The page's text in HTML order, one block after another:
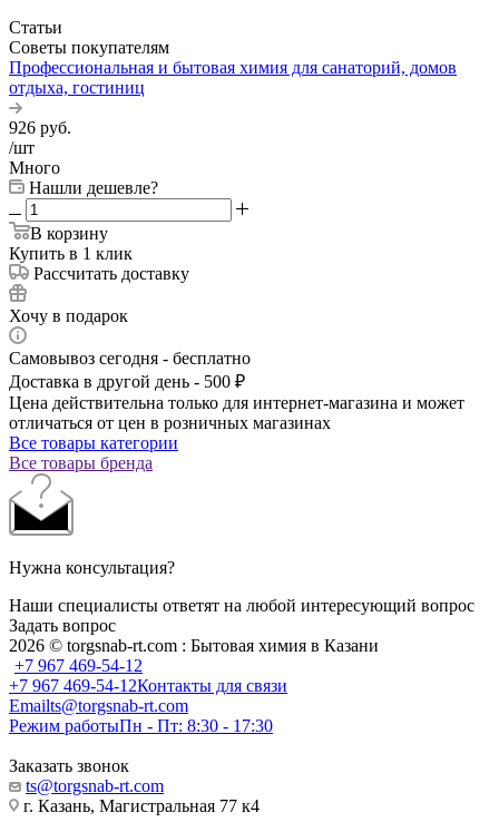
Статьи
Советы покупателям
Профессиональная и бытовая химия для санаторий, домов
отдыха, гостиниц
926 руб.
/шт
Много
Нашли дешевле?
В корзину
Купить в 1 клик
Рассчитать доставку
Хочу в подарок
Самовывоз сегодня - бесплатно
Доставка в другой день - 500 ₽
Цена действительна только для интернет-магазина и может
отличаться от цен в розничных магазинах
Все товары категории
Все товары бренда
Нужна консультация?
Наши специалисты ответят на любой интересующий вопрос
Задать вопрос
2026 © torgsnab-rt.com : Бытовая химия в Казани
+7 967 469-54-12
+7 967 469-54-12Контакты для связи
Emailts@torgsnab-rt.com
Режим работыПн - Пт: 8:30 - 17:30
Заказать звонок
ts@torgsnab-rt.com
г. Казань, Магистральная 77 к4